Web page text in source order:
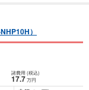
）
諸費用 (税込)
17.7 万円